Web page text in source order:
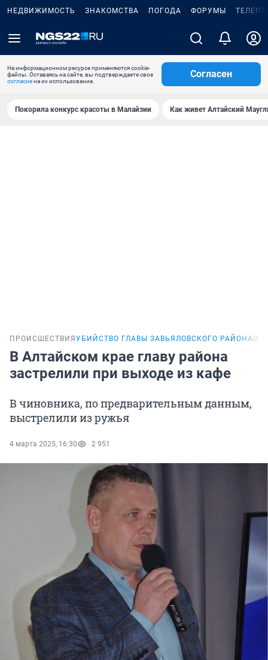
НЕДВИЖИМОСТЬ ЗНАКОМСТВА ПОГОДА ФОРУМЫ
На информационном ресурсе применяются cookie-
файлы. Оставаясь на сайте, вы подтверждаете свое
согласиена их использование.
Согласен
Покорила конкурс красоты в Малайзии Как живет Алтайский
ПРОИСШЕСТВИЯ УБИЙСТВО ГЛАВЫ ЗАВЬЯЛОВСКОГО РАЙОНА
В Алтайском крае главу района
застрелили при выходе из кафе
В чиновника, по предварительным данным,
выстрелили из ружья
4 марта 2025, 16:30 2 951